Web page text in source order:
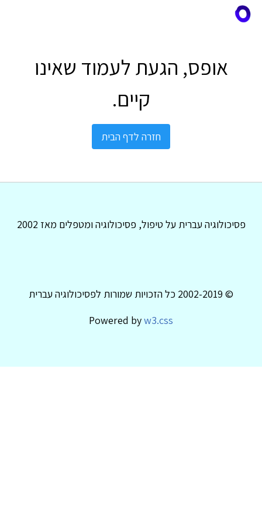
אופס, הגעת לעמוד שאינו
קיים.
חזרה לדף הבית
פסיכולוגיה עברית על טיפול, פסיכולוגיה ומטפלים מאז 2002
© 2002-2019 כל הזכויות שמורות לפסיכולוגיה עברית
Powered byw3.css